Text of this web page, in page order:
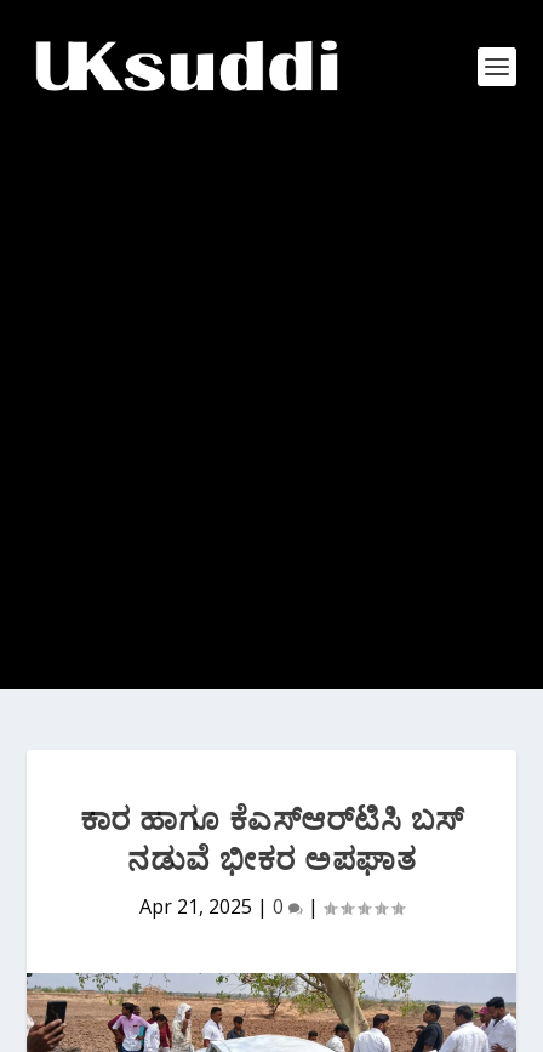
ಕಾರ ಹಾಗೂ ಕೆಎಸ್ಆರ್‌ಟಿಸಿ ಬಸ್
ನಡುವೆ ಭೀಕರ ಅಪಘಾತ
Apr 21, 2025 | 0 |